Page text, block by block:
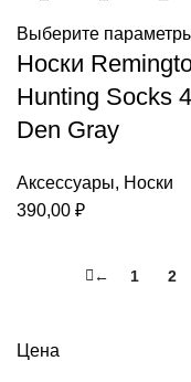
Цена
Выберите
Носки
Hunting Socks
Den Gray
Аксессуары, Носки
390,00 ₽
← 1 2